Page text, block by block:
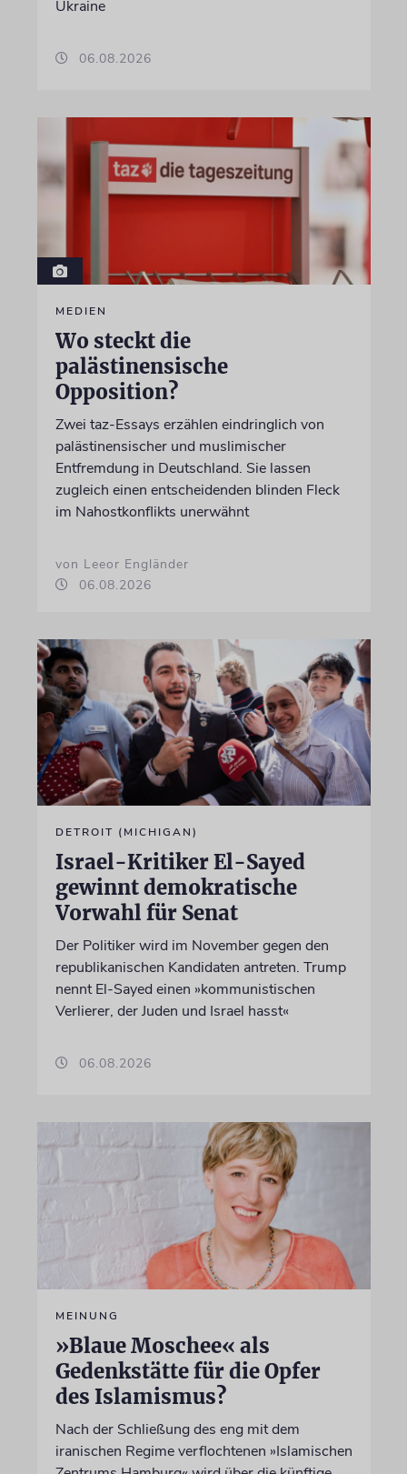
Ukraine
06.08.2026
MEDIEN
Wo steckt die
palästinensische
Opposition?
Zwei taz-Essays erzählen eindringlich von
palästinensischer und muslimischer
Entfremdung in Deutschland. Sie lassen
zugleich einen entscheidenden blinden Fleck
im Nahostkonflikts unerwähnt
von Leeor Engländer
06.08.2026
DETROIT (MICHIGAN)
Israel-Kritiker El-Sayed
gewinnt demokratische
Vorwahl für Senat
Der Politiker wird im November gegen den
republikanischen Kandidaten antreten. Trump
nennt El-Sayed einen »kommunistischen
Verlierer, der Juden und Israel hasst«
06.08.2026
MEINUNG
»Blaue Moschee« als
Gedenkstätte für die Opfer
des Islamismus?
Nach der Schließung des eng mit dem
iranischen Regime verflochtenen »Islamischen